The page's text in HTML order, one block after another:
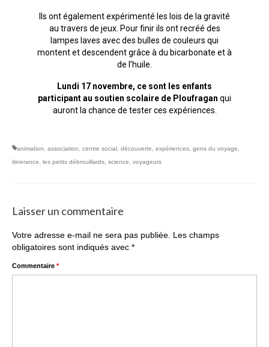
Ils ont également expérimenté les lois de la gravité
au travers de jeux. Pour finir ils ont recréé des
lampes laves avec des bulles de couleurs qui
montent et descendent grâce à du bicarbonate et à
de l’huile.
Lundi 17 novembre, ce sont les enfants
participant au soutien scolaire de Ploufragan qui
auront la chance de tester ces expériences.
animation association centre social découverte expériences gens du voyage
itinerance
les petits débrouillards science voyageurs
Laisser un commentaire
Votre adresse e-mail ne sera pas publiée. Les champs
obligatoires sont indiqués avec *
Commentaire *